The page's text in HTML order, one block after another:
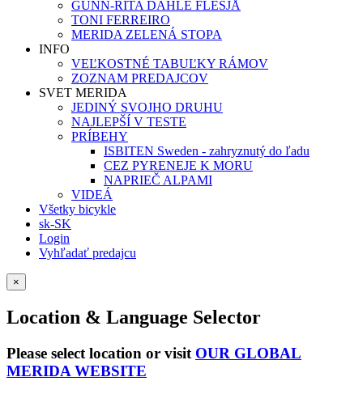
GUNN-RITA DAHLE FLESJÅ
TONI FERREIRO
MERIDA ZELENÁ STOPA
INFO
VEĽKOSTNÉ TABUĽKY RÁMOV
ZOZNAM PREDAJCOV
SVET MERIDA
JEDINÝ SVOJHO DRUHU
NAJLEPŠÍ V TESTE
PRÍBEHY
ISBITEN Sweden - zahryznutý do ľadu
CEZ PYRENEJE K MORU
NAPRIEČ ALPAMI
VIDEÁ
Všetky bicykle
sk-SK
Login
Vyhľadať predajcu
×
Location & Language Selector
Please select location or visit OUR GLOBAL
MERIDA WEBSITE